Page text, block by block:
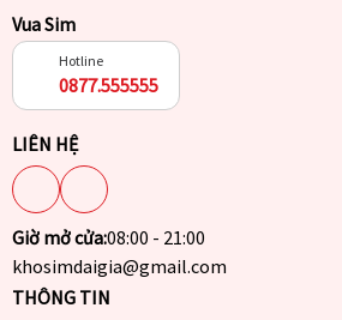
Vua Sim
Hotline
0877.555555
LIÊN HỆ
Giờ mở cửa:08:00 - 21:00
khosimdaigia@gmail.com
THÔNG TIN